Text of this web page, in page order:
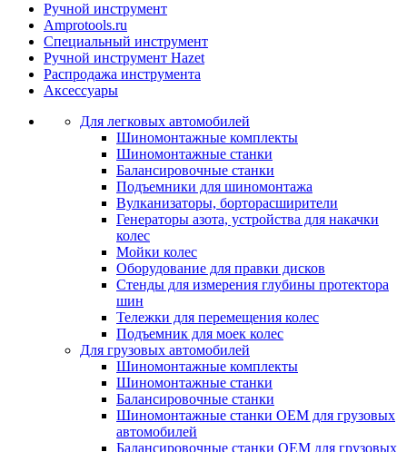
Ручной инструмент
Amprotools.ru
Специальный инструмент
Ручной инструмент Hazet
Распродажа инструмента
Аксессуары
Для легковых автомобилей
Шиномонтажные комплекты
Шиномонтажные станки
Балансировочные станки
Подъемники для шиномонтажа
Вулканизаторы, борторасширители
Генераторы азота, устройства для накачки
колес
Мойки колес
Оборудование для правки дисков
Стенды для измерения глубины протектора
шин
Тележки для перемещения колес
Подъемник для моек колеc
Для грузовых автомобилей
Шиномонтажные комплекты
Шиномонтажные станки
Балансировочные станки
Шиномонтажные станки ОЕМ для грузовых
автомобилей
Балансировочные станки ОЕМ для грузовых